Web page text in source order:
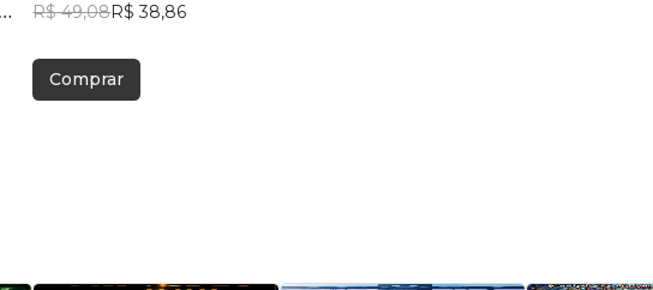
MAURICIO
R$ 49,08R$ 38,86
Comprar